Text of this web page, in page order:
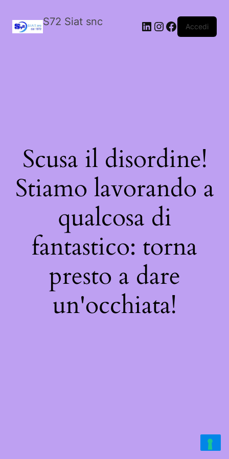
S72 Siat snc LinkedIn
Instagram
Facebook
Accedi
Scusa il disordine!
Stiamo lavorando a
qualcosa di
fantastico: torna
presto a dare
un'occhiata!